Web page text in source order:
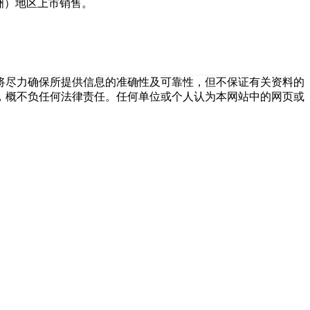
地区上市销售。
力确保所提供信息的准确性及可靠性，但不保证有关资料的
不负任何法律责任。任何单位或个人认为本网站中的网页或